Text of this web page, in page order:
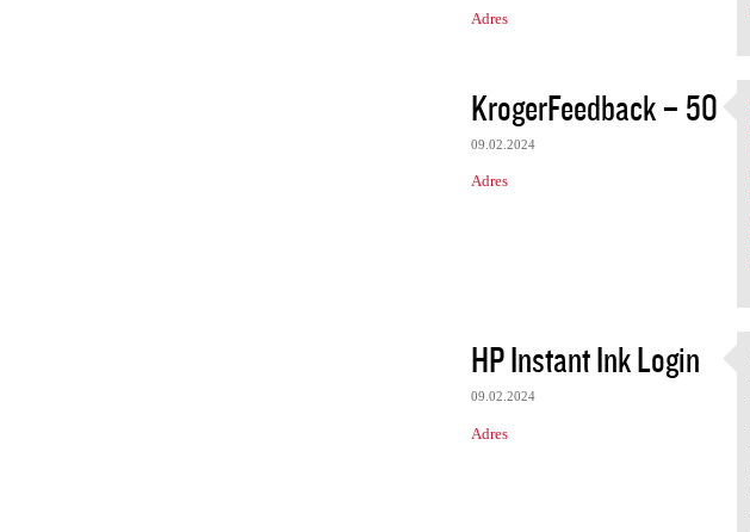
Adres
KrogerFeedback – 50
09.02.2024
Adres
HP Instant Ink Login
09.02.2024
Adres